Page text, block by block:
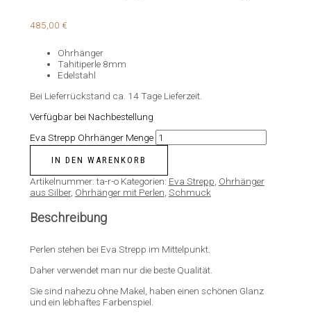
485,00 €
Ohrhänger
Tahitiperle 8mm
Edelstahl
Bei Lieferrückstand ca. 14 Tage Lieferzeit.
Verfügbar bei Nachbestellung
Eva Strepp Ohrhänger Menge
IN DEN WARENKORB
Artikelnummer:ta-r-o Kategorien: Eva Strepp Ohrhänger
aus Silber, Ohrhänger mit Perlen Schmuck
Beschreibung
Perlen stehen bei Eva Strepp im Mittelpunkt.
Daher verwendet man nur die beste Qualität.
Sie sind nahezu ohne Makel, haben einen schönen Glanz
und ein lebhaftes Farbenspiel.